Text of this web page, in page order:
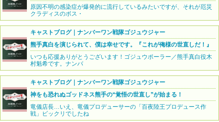
原因不明の感染症が爆発的に流行しているみたいですが、それが厄災
クラディスのボス・
キャストブログ｜ナンバーワン戦隊ゴジュウジャー
熊手真白を演じられて、僕は幸せです。『これが俺様の世直しだ！』
いつも応援ありがとうございます！ゴジュウポーラー／熊手真白役木
村魁希です。ナンバ
キャストブログ｜ナンバーワン戦隊ゴジュウジャー
神をも恐れぬゴッドネス熊手の“覚悟の世直し”が始まる！
竜儀店長…いえ、竜儀プロデューサーの「百夜陸王プロデュース作
戦」ビックリでしたね